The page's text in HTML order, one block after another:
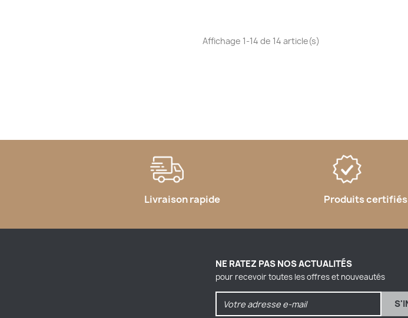
Affichage 1-14 de 14 article(s)
Livraison rapide Produits certifiés
NE RATEZ PAS NOS ACTUALITÉS
pour recevoir toutes les offres et nouveautés